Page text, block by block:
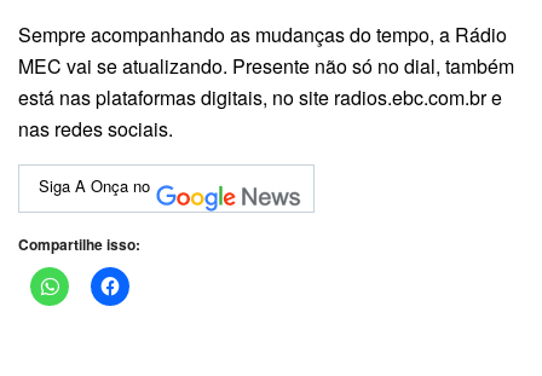
Sempre acompanhando as mudanças do tempo, a Rádio
MEC vai se atualizando. Presente não só no dial, também
está nas plataformas digitais, no site radios.ebc.com.br e
nas redes sociais.
Siga A Onça no
Compartilhe isso: